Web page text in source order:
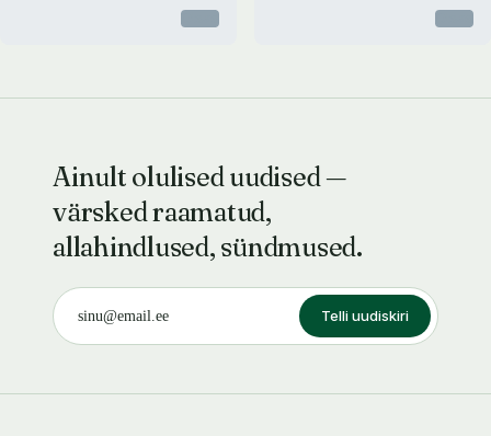
Ainult olulised uudised —
värsked raamatud,
allahindlused, sündmused.
Telli uudiskiri